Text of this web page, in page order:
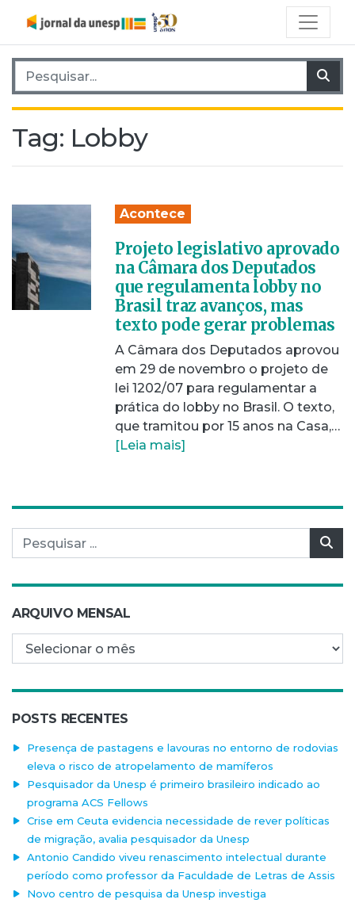
Pesquisar por:
Tag: Lobby
Acontece
Projeto legislativo aprovado
na Câmara dos Deputados
que regulamenta lobby no
Brasil traz avanços, mas
texto pode gerar problemas
A Câmara dos Deputados aprovou
em 29 de novembro o projeto de
lei 1202/07 para regulamentar a
prática do lobby no Brasil. O texto,
que tramitou por 15 anos na Casa,…
[Leia mais]
Pesquisar por:
ARQUIVO MENSAL
Arquivo mensal
POSTS RECENTES
Presença de pastagens e lavouras no entorno de rodovias
eleva o risco de atropelamento de mamíferos
Pesquisador da Unesp é primeiro brasileiro indicado ao
programa ACS Fellows
Crise em Ceuta evidencia necessidade de rever políticas
de migração, avalia pesquisador da Unesp
Antonio Candido viveu renascimento intelectual durante
período como professor da Faculdade de Letras de Assis
Novo centro de pesquisa da Unesp investiga